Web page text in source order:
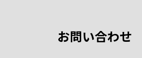
お問い合わせ